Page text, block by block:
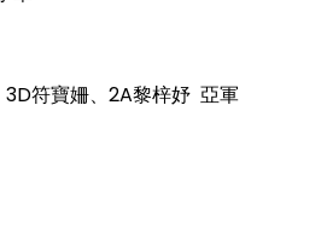
符寶姍、2A黎梓妤 亞軍